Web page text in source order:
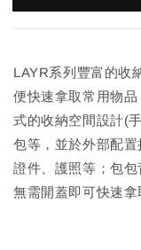
LAYR系列豐富的收
便快速拿取常用物
式的收納空間設計(
包等，並於外部配
證件、護照等；包
無需開蓋即可快速拿